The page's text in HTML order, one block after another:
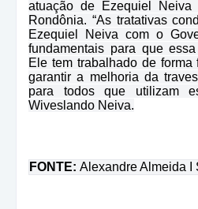
atuação de Ezequiel
Rondônia. “As tratativas
Ezequiel Neiva com o
fundamentais para que
Ele tem trabalhado de forma
garantir a melhoria da
para todos que utilizam
Wiveslando Neiva.
FONTE:Alexandre Almeida I